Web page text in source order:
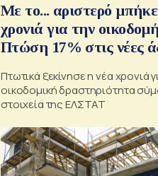
Με το... αριστερό
χρονιά για την
Πτώση 17% στις νέες
Πτωτικά ξεκίνησε η νέα χρονιά
οικοδομική δραστηριότητα
στοιχεία της ΕΛΣΤΑΤ